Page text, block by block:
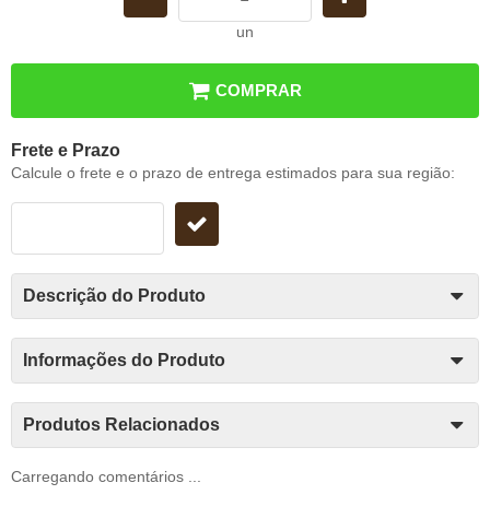
un
COMPRAR
Frete e Prazo
Calcule o frete e o prazo de entrega estimados para sua região:
Descrição do Produto
Informações do Produto
Produtos Relacionados
Carregando comentários ...